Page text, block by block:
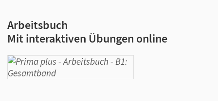
Arbeitsbuch
Mit interaktiven Übungen online